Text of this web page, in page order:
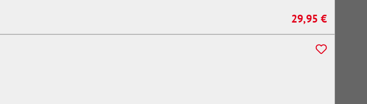
Regulärer Preis:
29,95 €